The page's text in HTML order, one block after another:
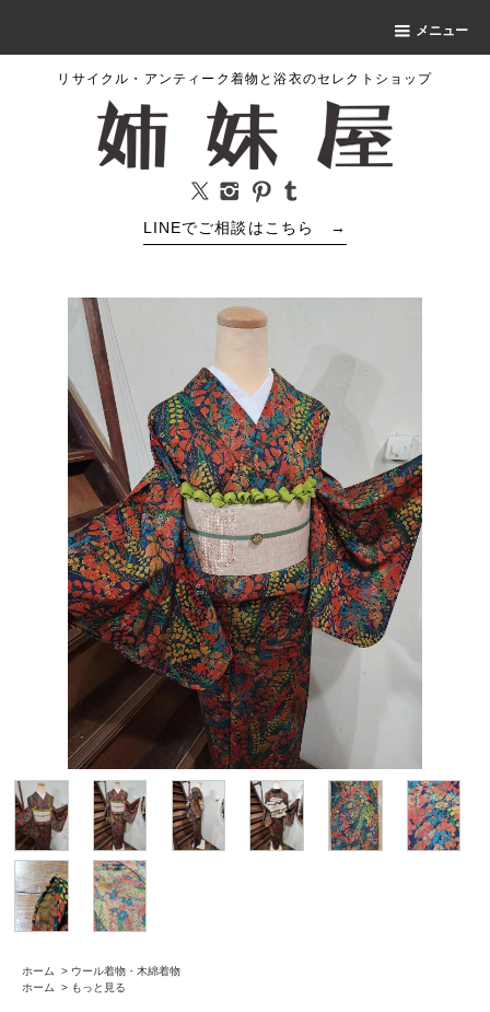
メニュー
リサイクル・アンティーク着物と浴衣のセレクトショップ
LINEでご相談はこちら →
ホーム > ウール着物・木綿着物
ホーム
> もっと見る